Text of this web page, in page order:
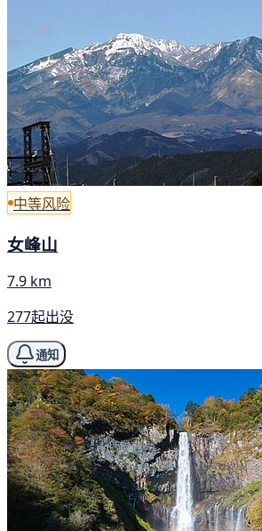
中等风险
女峰山
7.9 km
277起出没
通知